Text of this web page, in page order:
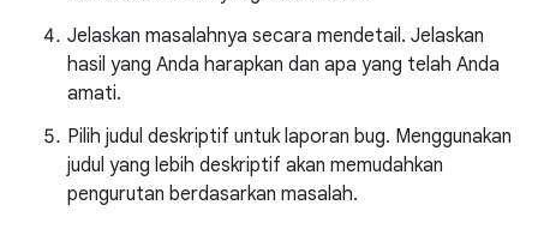
Jelaskan masalahnya secara mendetail. Jelaskan
hasil yang Anda harapkan dan apa yang telah Anda
amati.
Pilih judul deskriptif untuk laporan bug. Menggunakan
judul yang lebih deskriptif akan memudahkan
pengurutan berdasarkan masalah.